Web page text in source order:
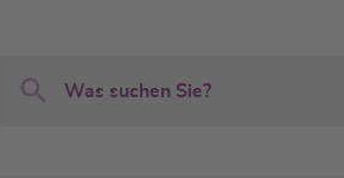
Search